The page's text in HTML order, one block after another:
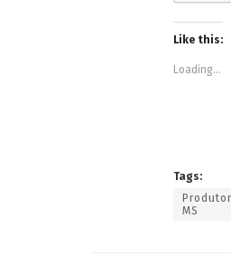
Like this:
Loading...
Tags:
MS